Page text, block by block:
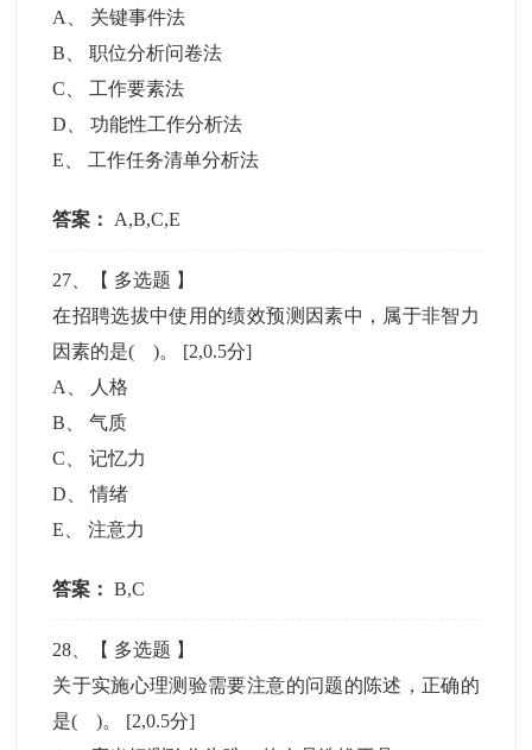
A
关键事件法
B 、职位分析问卷法
C
工作要素法
D 、功能性工作分析法
E
工作任务清单分析法
答案： A,B,C,E
27 、【 多选题 】
在招聘选拔中使用的绩效预测因素中，属于非智力
因素的是( )。 [2,0.5分]
A
人格
B 、气质
C 、记忆力
D 、情绪
E 、注意力
答案： B,C
28 、【 多选题 】
关于实施心理测验需要注意的问题的陈述，正确的
是( )。 [2,0.5分]